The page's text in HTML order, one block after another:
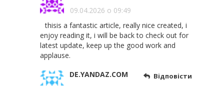
09.04.2026 о 09:49
thisis a fantastic article, really nice created, i
enjoy reading it, i will be back to check out for
latest update, keep up the good work and
applause.
DE.YANDAZ.COM
Відповісти